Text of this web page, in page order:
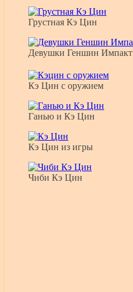
Грустная Кэ Цин
Девушки Геншин Импакт
Кэ Цин с оружием
Ганью и Кэ Цин
Кэ Цин из игры
Чиби Кэ Цин